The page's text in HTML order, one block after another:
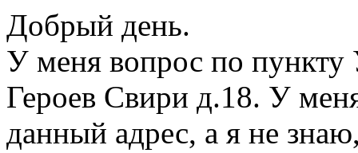
Добрый день.
У меня вопрос по пункту
Героев Свири д.18. У
данный адрес, а я не